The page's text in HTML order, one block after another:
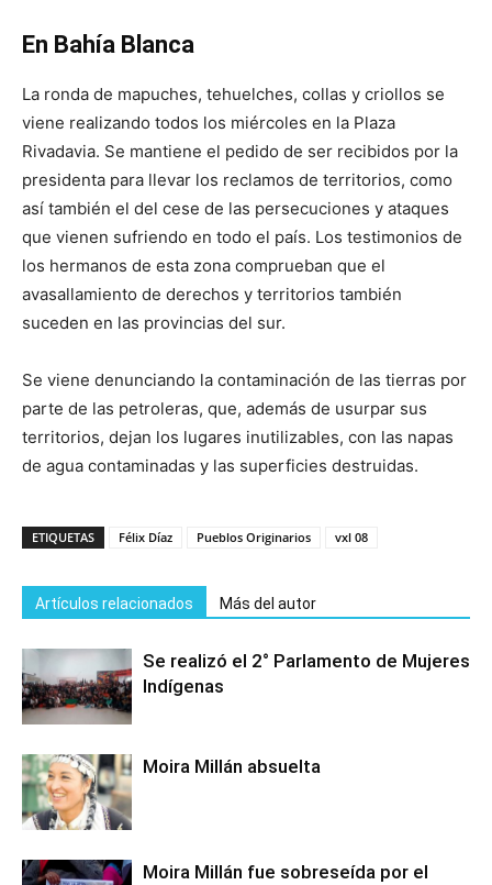
En Bahía Blanca
La ronda de mapuches, tehuelches, collas y criollos se
viene realizando todos los miércoles en la Plaza
Rivadavia. Se mantiene el pedido de ser recibidos por la
presidenta para llevar los reclamos de territorios, como
así también el del cese de las persecuciones y ataques
que vienen sufriendo en todo el país. Los testimonios de
los hermanos de esta zona comprueban que el
avasallamiento de derechos y territorios también
suceden en las provincias del sur.
Se viene denunciando la contaminación de las tierras por
parte de las petroleras, que, además de usurpar sus
territorios, dejan los lugares inutilizables, con las napas
de agua contaminadas y las superficies destruidas.
ETIQUETAS Félix Díaz Pueblos Originarios vxl 08
Artículos relacionados Más del autor
Se realizó el 2° Parlamento de Mujeres
Indígenas
Moira Millán absuelta
Moira Millán fue sobreseída por el